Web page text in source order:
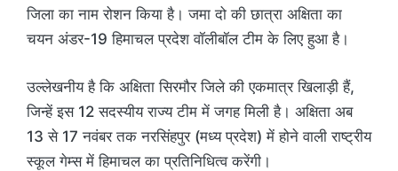
जिला का नाम रोशन किया है। जमा दो की छात्रा अक्षिता का
चयन अंडर-19 हिमाचल प्रदेश वॉलीबॉल टीम के लिए हुआ है।
उल्लेखनीय है कि अक्षिता सिरमौर जिले की एकमात्र खिलाड़ी हैं,
जिन्हें इस 12 सदस्यीय राज्य टीम में जगह मिली है। अक्षिता अब
13 से 17 नवंबर तक नरसिंहपुर (मध्य प्रदेश) में होने वाली राष्ट्रीय
स्कूल गेम्स में हिमाचल का प्रतिनिधित्व करेंगी।